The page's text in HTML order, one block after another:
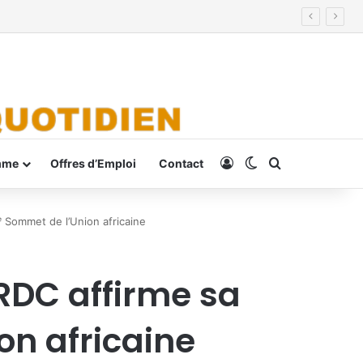
Offres d’Emploi Contact ConnexionSwitch skin
de l’Union africaine
affirme sa
africaine